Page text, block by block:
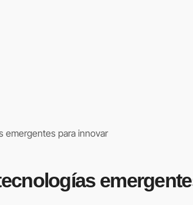
emergentes para innovar